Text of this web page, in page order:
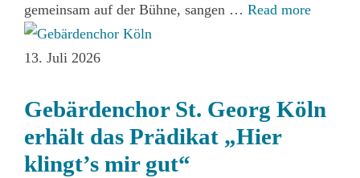
gemeinsam auf der Bühne, sangen … Read more
13. Juli 2026
Gebärdenchor St. Georg Köln
erhält das Prädikat „Hier
klingt’s mir gut“